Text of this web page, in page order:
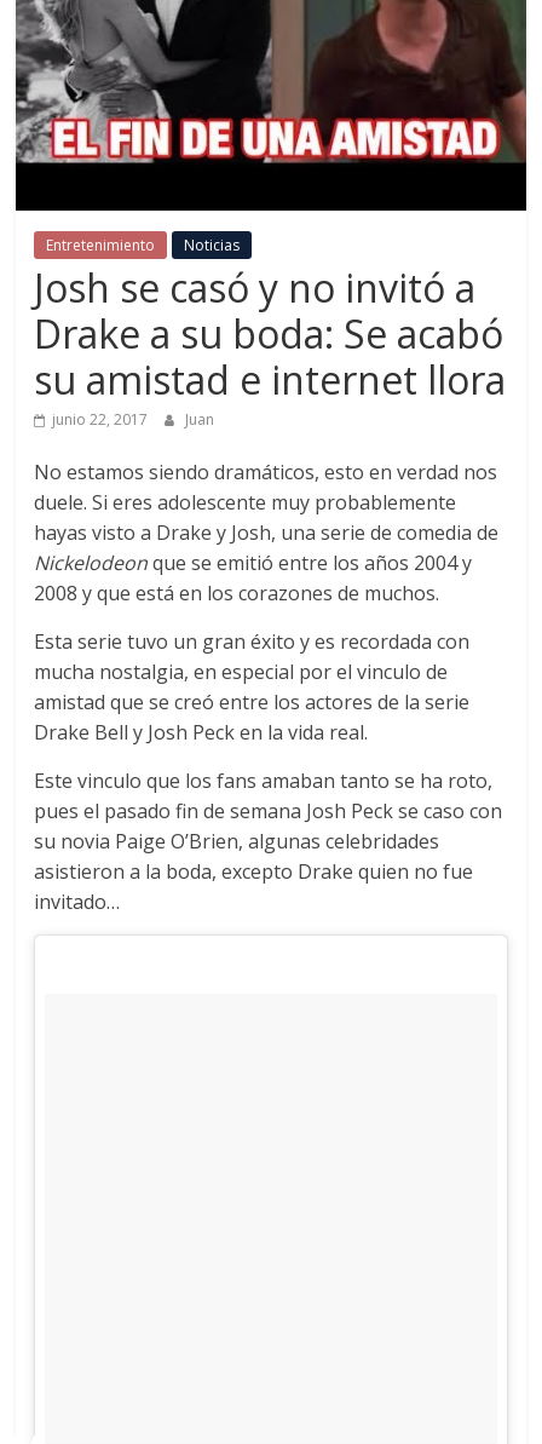
Entretenimiento Noticias
Josh se casó y no invitó a
Drake a su boda: Se acabó
su amistad e internet llora
junio 22, 2017 Juan
No estamos siendo dramáticos, esto en verdad nos
duele. Si eres adolescente muy probablemente
hayas visto a Drake y Josh, una serie de comedia de
Nickelodeonque se emitió entre los años 2004 y
2008 y que está en los corazones de muchos.
Esta serie tuvo un gran éxito y es recordada con
mucha nostalgia, en especial por el vinculo de
amistad que se creó entre los actores de la serie
Drake Bell y Josh Peck en la vida real.
Este vinculo que los fans amaban tanto se ha roto,
pues el pasado fin de semana Josh Peck se caso con
su novia Paige O’Brien, algunas celebridades
asistieron a la boda, excepto Drake quien no fue
invitado…